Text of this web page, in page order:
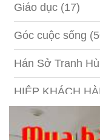
Giáo dục (17)
Góc cuộc sống
Hán Sở Tranh
HIỆP KHÁCH
Hồng lâu mộng